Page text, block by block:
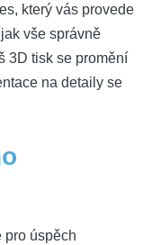
který vás provede
vše správně
3D tisk se promění
na detaily se
pro úspěch